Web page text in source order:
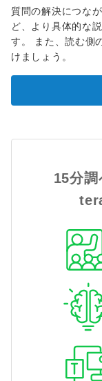
質問の解決につな
ど、より具体的な
す。 また、読む側
けましょう。
15分調